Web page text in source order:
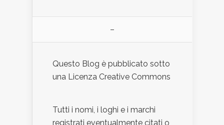
–
Questo Blog è pubblicato sotto
una Licenza Creative Commons
Tutti i nomi, i loghi e i marchi
registrati eventualmente citati o